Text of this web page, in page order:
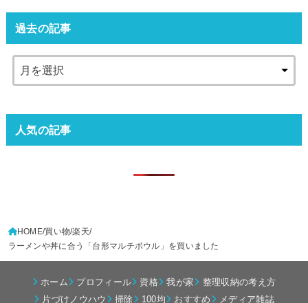
過去の記事
人気の記事
HOME 買い物 楽天
ラーメンや丼に合う「台形マルチボウル」を買いました
ホーム プロフィール 資格 我が家
整理収納の考え方
片づけノウハウ
掃除 100均 おすすめ メディア雑誌